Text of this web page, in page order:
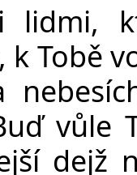
lidmi,
k Tobě
ďvůle
ší dejž